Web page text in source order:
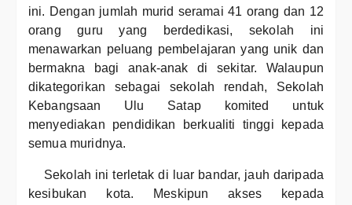
ini. Dengan jumlah murid seramai 41 orang dan 12
orang guru yang berdedikasi, sekolah ini
menawarkan peluang pembelajaran yang unik dan
bermakna bagi anak-anak di sekitar. Walaupun
dikategorikan sebagai sekolah rendah, Sekolah
Kebangsaan Ulu Satap komited untuk
menyediakan pendidikan berkualiti tinggi kepada
semua muridnya.
Sekolah ini terletak di luar bandar, jauh daripada
kesibukan kota. Meskipun akses kepada